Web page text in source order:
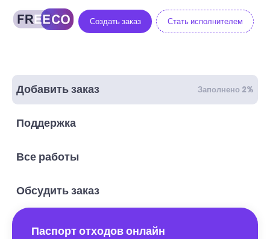
Создать заказ Стать исполнителем
Добавить заказ Заполнено 2%
Поддержка
Все работы
Обсудить заказ
Паспорт отходов онлайн